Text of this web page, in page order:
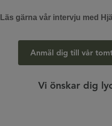
Läs gärna vår intervju med
Anmäl dig till vår
Vi önskar dig